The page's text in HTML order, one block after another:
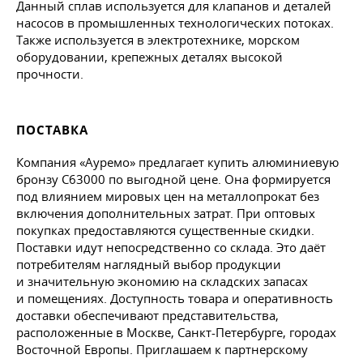
Данный сплав используется для клапанов и деталей
насосов в промышленных технологических потоках.
Также используется в электротехнике, морском
оборудовании, крепежных деталях высокой
прочности.
ПОСТАВКА
Компания «Ауремо» предлагает купить алюминиевую
бронзу C63000 по выгодной цене. Она формируется
под влиянием мировых цен на металлопрокат без
включения дополнительных затрат. При оптовых
покупках предоставляются существенные скидки.
Поставки идут непосредственно со склада. Это даёт
потребителям наглядный выбор продукции
и значительную экономию на складских запасах
и помещениях. Доступность товара и оперативность
доставки обеспечивают представительства,
расположенные в Москве, Санкт-Петербурге, городах
Восточной Европы. Приглашаем к партнерскому